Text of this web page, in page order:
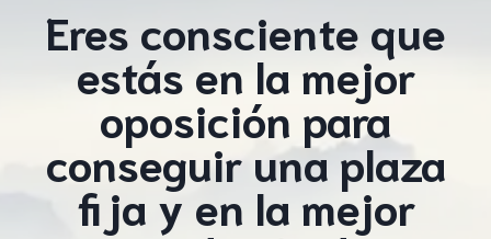
Eres consciente que
estás en la mejor
oposición para
conseguir una plaza
fija y en la mejor